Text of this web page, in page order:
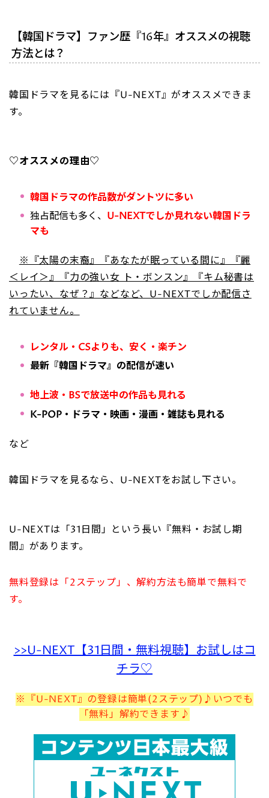
【韓国ドラマ】ファン歴『16年』オススメの視聴
方法とは？
韓国ドラマを見るには『U-NEXT』がオススメできま
す。
♡オススメの理由♡
韓国ドラマの作品数がダントツに多い
独占配信も多く、 U-NEXTでしか見れない韓国ドラ
マも
※『太陽の末裔』『あなたが眠っている間に』『麗
＜レイ＞』『力の強い女 ト・ボンスン』『キム秘書は
いったい、なぜ？』などなど、U-NEXTでしか配信さ
れていません。
レンタル・CSよりも、安く・楽チン
最新『韓国ドラマ』の配信が速い
地上波・BSで放送中の作品も見れる
K-POP・ドラマ・映画・漫画・雑誌も見れる
など
韓国ドラマを見るなら、U-NEXTをお試し下さい。
U-NEXTは「31日間」という長い『無料・お試し期
間』があります。
無料登録は「2ステップ」、解約方法も簡単で無料で
す。
>>U-NEXT【31日間・無料視聴】お試しはコ
チラ♡
※『U-NEXT』の登録は簡単(2ステップ)♪いつでも
「無料」解約できます♪